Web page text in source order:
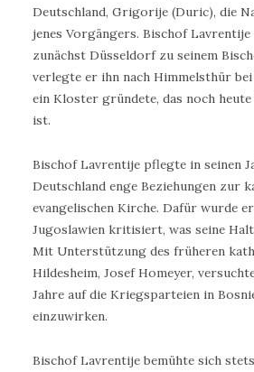
Deutschland, Grigorije (Duric), die
jenes Vorgängers. Bischof Lavrentije
zunächst Düsseldorf zu seinem
verlegte er ihn nach Himmelsthür
ein Kloster gründete, das noch
ist.
Bischof Lavrentije pflegte in seinen
Deutschland enge Beziehungen zur
evangelischen Kirche. Dafür wurde
Jugoslawien kritisiert, was seine
Mit Unterstützung des früheren
Hildesheim, Josef Homeyer,
Jahre auf die Kriegsparteien in
einzuwirken.
Bischof Lavrentije bemühte sich